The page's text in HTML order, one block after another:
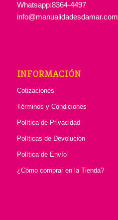
Whatsapp:8364-4497
info@manualidadesdamar.com
INFORMACIÓN
Cotizaciones
Términos y Condiciones
Política de Privacidad
Políticas de Devolución
Política de Envío
¿Cómo comprar en la Tienda?